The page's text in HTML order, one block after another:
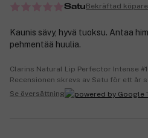
SatuBekräftad köpare
Kaunis sävy, hyvä tuoksu. Antaa
pehmentää huulia.
Clarins Natural Lip Perfector Intense
Recensionen skrevs av Satu för ett år
Se översättning